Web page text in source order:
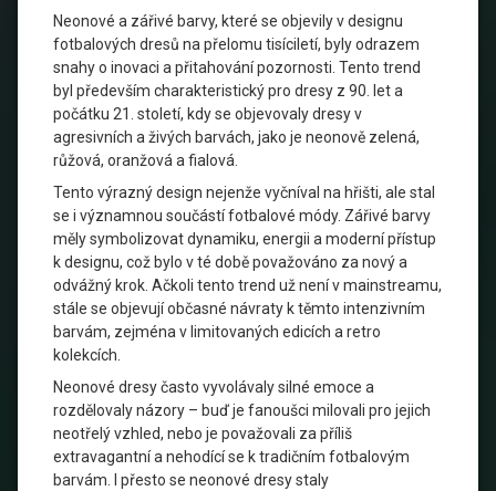
Neonové a zářivé barvy, které se objevily v designu
fotbalových dresů na přelomu tisíciletí, byly odrazem
snahy o inovaci a přitahování pozornosti. Tento trend
byl především charakteristický pro dresy z 90. let a
počátku 21. století, kdy se objevovaly dresy v
agresivních a živých barvách, jako je neonově zelená,
růžová, oranžová a fialová.
Tento výrazný design nejenže vyčníval na hřišti, ale stal
se i významnou součástí fotbalové módy. Zářivé barvy
měly symbolizovat dynamiku, energii a moderní přístup
k designu, což bylo v té době považováno za nový a
odvážný krok. Ačkoli tento trend už není v mainstreamu,
stále se objevují občasné návraty k těmto intenzivním
barvám, zejména v limitovaných edicích a retro
kolekcích.
Neonové dresy často vyvolávaly silné emoce a
rozdělovaly názory – buď je fanoušci milovali pro jejich
neotřelý vzhled, nebo je považovali za příliš
extravagantní a nehodící se k tradičním fotbalovým
barvám. I přesto se neonové dresy staly